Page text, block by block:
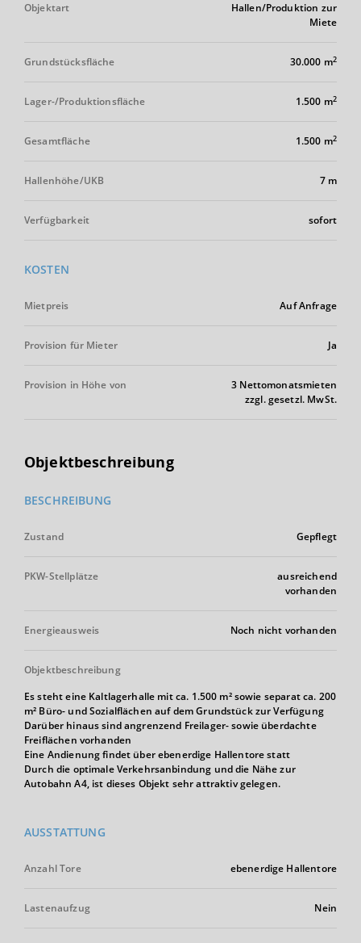
Objektart
Hallen/Produktion zur
Miete
Grundstücksfläche 30.000 m2
Lager-/Produktionsfläche 1.500 m2
Gesamtfläche 1.500 m2
Hallenhöhe/UKB 7 m
Verfügbarkeit sofort
KOSTEN
Mietpreis Auf Anfrage
Provision für Mieter Ja
Provision in Höhe von
3 Nettomonatsmieten
zzgl. gesetzl. MwSt.
Objektbeschreibung
BESCHREIBUNG
Zustand Gepflegt
PKW-Stellplätze
ausreichend
vorhanden
Energieausweis Noch nicht vorhanden
Objektbeschreibung
Es steht eine Kaltlagerhalle mit ca. 1.500 m² sowie separat ca. 200
m² Büro- und Sozialflächen auf dem Grundstück zur Verfügung
Darüber hinaus sind angrenzend Freilager- sowie überdachte
Freiflächen vorhanden
Eine Andienung findet über ebenerdige Hallentore statt
Durch die optimale Verkehrsanbindung und die Nähe zur
Autobahn A4, ist dieses Objekt sehr attraktiv gelegen.
AUSSTATTUNG
Anzahl Tore ebenerdige Hallentore
Lastenaufzug Nein